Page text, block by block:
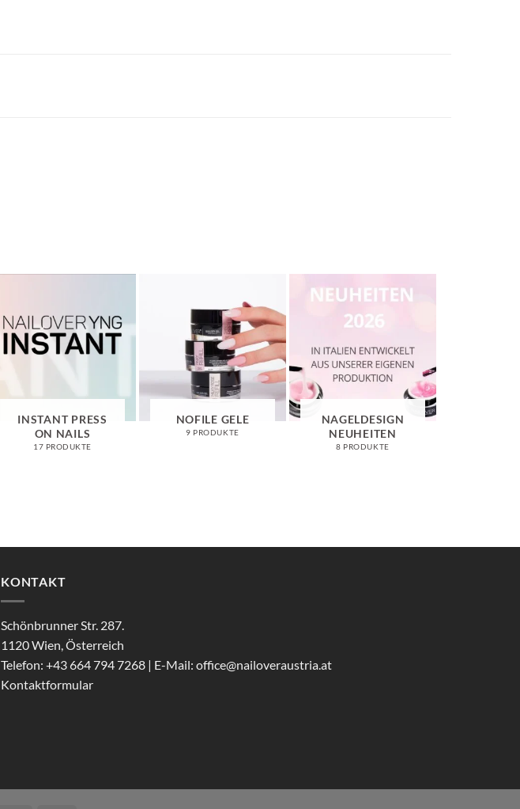
INSTANT PRESS
ON NAILS
17 PRODUKTE
NOFILE GELE
9 PRODUKTE
NAGELDESIGN
NEUHEITEN
8 PRODUKTE
KONTAKT
Schönbrunner Str. 287.
1120 Wien, Österreich
Telefon: +43 664 794 7268 | E-Mail: office@nailoveraustria.at
Kontaktformular